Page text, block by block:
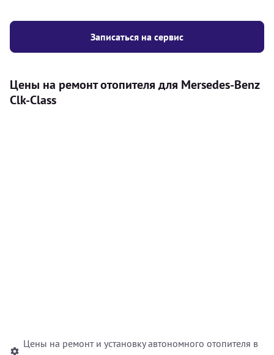
Записаться на сервис
Цены на ремонт отопителя для Mersedes-Benz
Clk-Class
Цены на ремонт и установку автономного отопителя в